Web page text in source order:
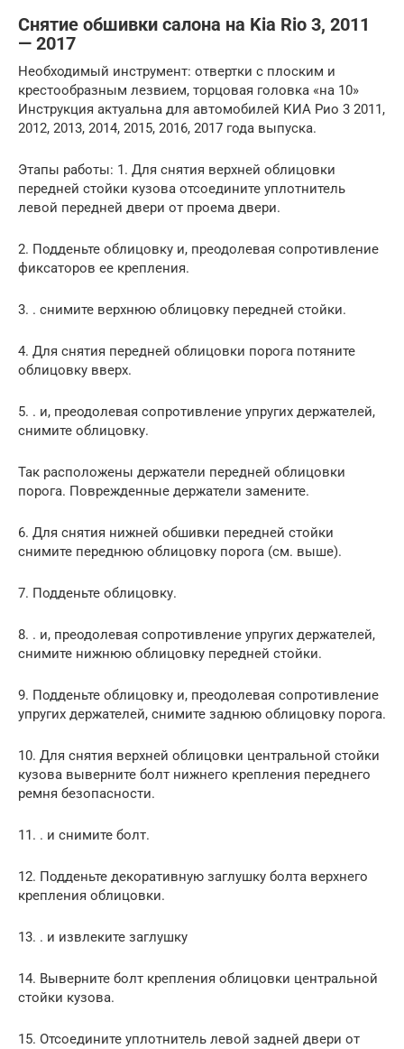
Снятие обшивки салона на Kia Rio 3, 2011
— 2017
Необходимый инструмент: отвертки с плоским и
крестообразным лезвием, торцовая головка «на 10»
Инструкция актуальна для автомобилей КИА Рио 3 2011,
2012, 2013, 2014, 2015, 2016, 2017 года выпуска.
Этапы работы: 1. Для снятия верхней облицовки
передней стойки кузова отсоедините уплотнитель
левой передней двери от проема двери.
2. Подденьте облицовку и, преодолевая сопротивление
фиксаторов ее крепления.
3. . снимите верхнюю облицовку передней стойки.
4. Для снятия передней облицовки порога потяните
облицовку вверх.
5. . и, преодолевая сопротивление упругих держателей,
снимите облицовку.
Так расположены держатели передней облицовки
порога. Поврежденные держатели замените.
6. Для снятия нижней обшивки передней стойки
снимите переднюю облицовку порога (см. выше).
7. Подденьте облицовку.
8. . и, преодолевая сопротивление упругих держателей,
снимите нижнюю облицовку передней стойки.
9. Подденьте облицовку и, преодолевая сопротивление
упругих держателей, снимите заднюю облицовку порога.
10. Для снятия верхней облицовки центральной стойки
кузова выверните болт нижнего крепления переднего
ремня безопасности.
11. . и снимите болт.
12. Подденьте декоративную заглушку болта верхнего
крепления облицовки.
13. . и извлеките заглушку
14. Выверните болт крепления облицовки центральной
стойки кузова.
15. Отсоедините уплотнитель левой задней двери от